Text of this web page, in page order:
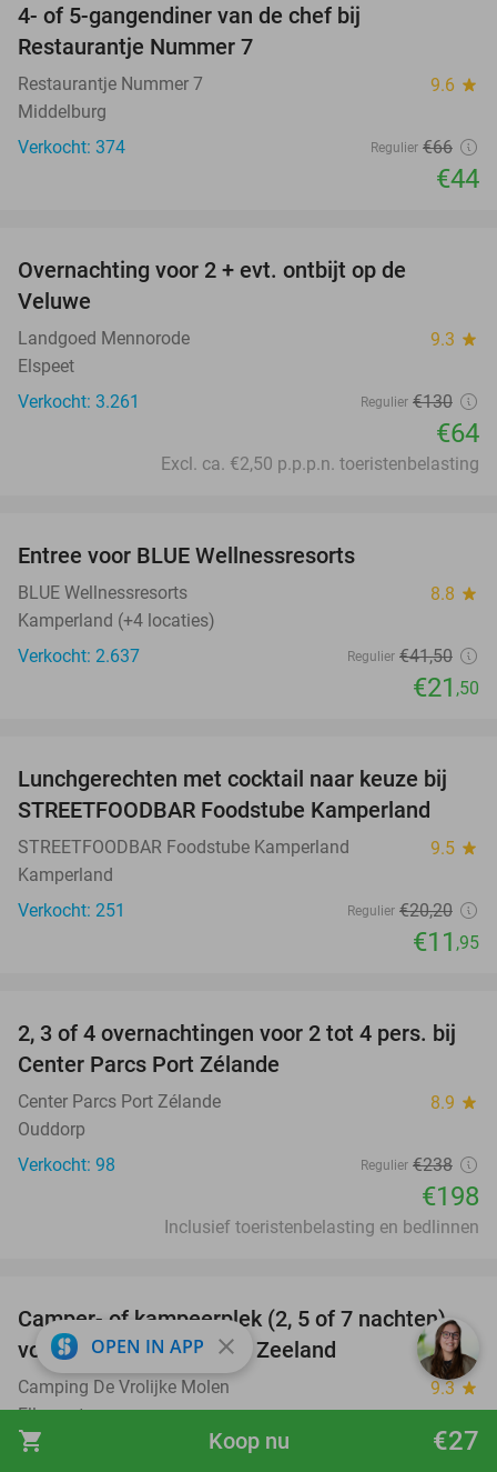
shopping_cart €27
Koop nu
4- of 5-gangendiner van de chef bij
Restaurantje Nummer 7
Restaurantje Nummer 7 9.6 star
Middelburg
Verkocht: 374
Regulier €66
€44
Overnachting voor 2 + evt. ontbijt op de
Veluwe
Landgoed Mennorode 9.3 star
Elspeet
Verkocht: 3.261
Regulier €130
€64
Excl. ca. €2,50 p.p.p.n. toeristenbelasting
Entree voor BLUE Wellnessresorts
BLUE Wellnessresorts 8.8 star
Kamperland (+4 locaties)
Verkocht: 2.637
Regulier €41,50
€21 ,50
41%
Lunchgerechten met cocktail naar keuze bij
STREETFOODBAR Foodstube Kamperland
STREETFOODBAR Foodstube Kamperland 9.5 star
Kamperland
Verkocht: 251
Regulier €20,20
€11 ,95
17%
2, 3 of 4 overnachtingen voor 2 tot 4 pers. bij
Center Parcs Port Zélande
Center Parcs Port Zélande 8.9 star
Ouddorp
Verkocht: 98
Regulier €238
€198
Inclusief toeristenbelasting en bedlinnen
35%
Camper- of kampeerplek (2, 5 of 7 nachten)
voor 1 tot 6 personen in Zeeland
Camping De Vrolijke Molen 9.3 star
Ellemeet
Verkocht: 36
€60
OPEN IN APP close